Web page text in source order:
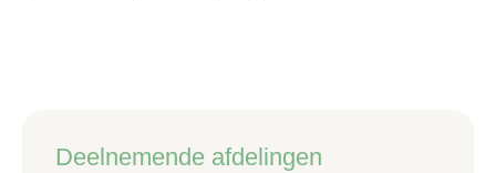
Deelnemende afdelingen